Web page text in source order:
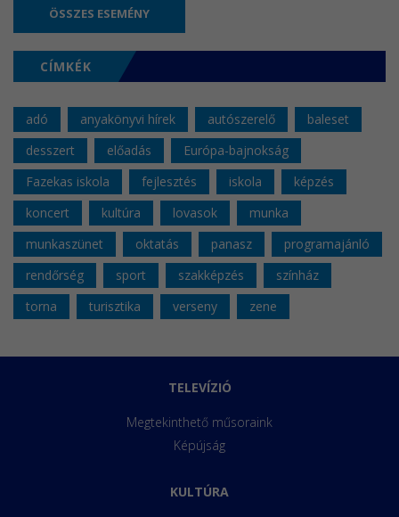
ÖSSZES ESEMÉNY
CÍMKÉK
adó anyakönyvi hírek autószerelő
baleset
desszert
előadás
Európa-bajnokság
Fazekas iskola
fejlesztés iskola
képzés
koncert
kultúra lovasok
munka
munkaszünet
oktatás panasz
programajánló
rendőrség
sport szakképzés
színház
torna
turisztika verseny zene
TELEVÍZIÓ
Megtekinthető műsoraink
Képújság
KULTÚRA